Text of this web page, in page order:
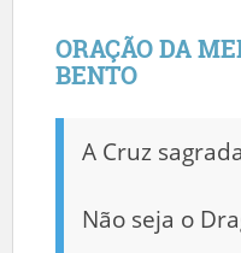
ORAÇÃO DA
BENTO
A Cruz
Não seja o